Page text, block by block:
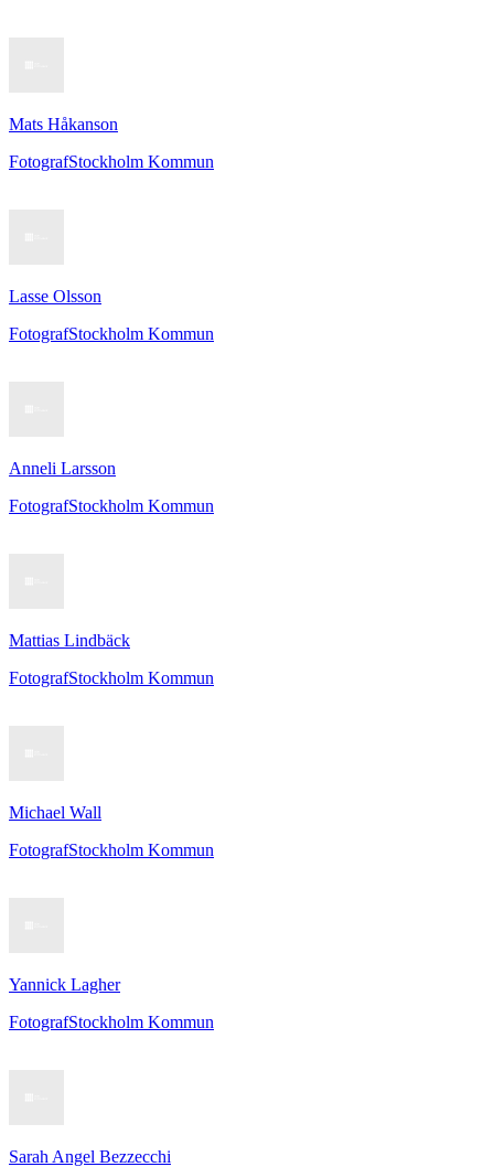
Mats Håkanson
FotografStockholm Kommun
Lasse Olsson
FotografStockholm Kommun
Anneli Larsson
FotografStockholm Kommun
Mattias Lindbäck
FotografStockholm Kommun
Michael Wall
FotografStockholm Kommun
Yannick Lagher
FotografStockholm Kommun
Sarah Angel Bezzecchi